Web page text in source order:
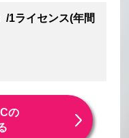
/1ライセンス(年間
の